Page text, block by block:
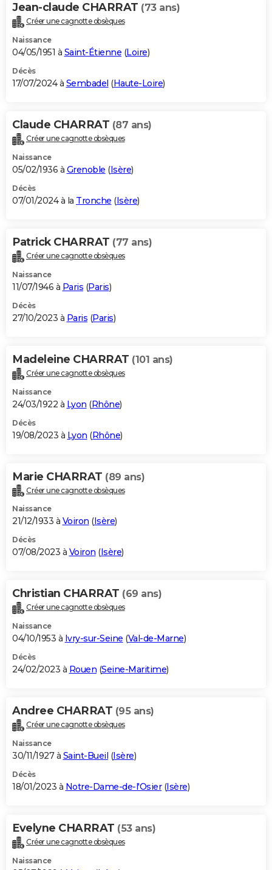
Jean-claude CHARRAT (73 ans)
Créer une cagnotte obsèques
Naissance
04/05/1951 à Saint-Étienne (Loire)
Décès
17/07/2024 à Sembadel (Haute-Loire)
Claude CHARRAT (87 ans)
Créer une cagnotte obsèques
Naissance
05/02/1936 à Grenoble (Isère)
Décès
07/01/2024 à la Tronche (Isère)
Patrick CHARRAT (77 ans)
Créer une cagnotte obsèques
Naissance
11/07/1946 à Paris (Paris)
Décès
27/10/2023 à Paris (Paris)
Madeleine CHARRAT (101 ans)
Créer une cagnotte obsèques
Naissance
24/03/1922 à Lyon (Rhône)
Décès
19/08/2023 à Lyon (Rhône)
Marie CHARRAT (89 ans)
Créer une cagnotte obsèques
Naissance
21/12/1933 à Voiron (Isère)
Décès
07/08/2023 à Voiron (Isère)
Christian CHARRAT (69 ans)
Créer une cagnotte obsèques
Naissance
04/10/1953 à Ivry-sur-Seine (Val-de-Marne)
Décès
24/02/2023 à Rouen (Seine-Maritime)
Andree CHARRAT (95 ans)
Créer une cagnotte obsèques
Naissance
30/11/1927 à Saint-Bueil (Isère)
Décès
18/01/2023 à Notre-Dame-de-l'Osier(Isère)
Evelyne CHARRAT (53 ans)
Créer une cagnotte obsèques
Naissance